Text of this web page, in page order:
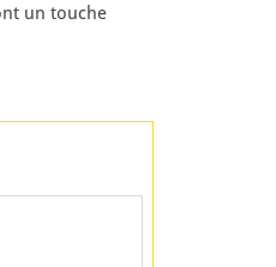
un touche